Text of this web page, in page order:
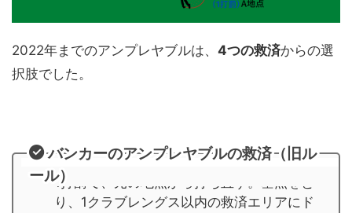
2022年までのアンプレヤブルは、 4つの救済からの選
択肢でした。
バンカーのアンプレヤブルの救済（旧ル
ール）1打罰で、元の地点から打ち直す。基点をと
り、1クラブレングス以内の救済エリアにド